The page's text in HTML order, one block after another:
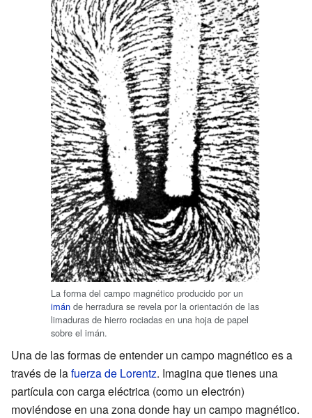
La forma del campo magnético producido por un
imán de herradura se revela por la orientación de las
limaduras de hierro rociadas en una hoja de papel
sobre el imán.
Una de las formas de entender un campo magnético es a
través de lafuerza de Lorentz. Imagina que tienes una
partícula con carga eléctrica (como un electrón)
moviéndose en una zona donde hay un campo magnético.